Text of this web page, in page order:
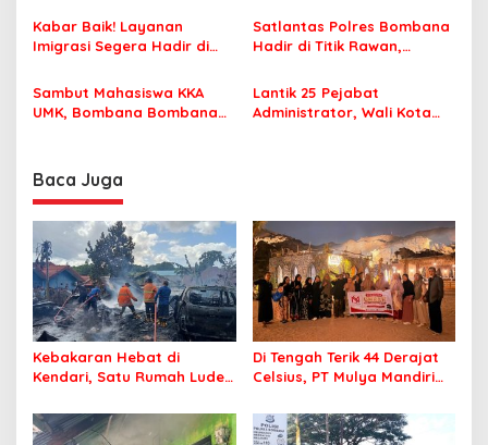
n
t
r
s
Jamaah Tetap Sehat dan
Nyaman Beribadah
Korupsi Jembatan Cirauci II
Kabar Baik! Layanan
Imigrasi Segera Hadir di
Perlu Lagi ke Kendari
Satlantas Polres Bombana
Hadir di Titik Rawan,
Sekolah dengan Aman
Sambut Mahasiswa KKA
UMK, Bombana Bombana
Lantik 25 Pejabat
Administrator, Wali Kota
Baca Juga
Kebakaran Hebat di
Kendari, Satu Rumah Ludes
Di Tengah Terik 44 Derajat
Celsius, PT Mulya Mandiri
Jamaah Tetap Sehat dan
Nyaman Beribadah